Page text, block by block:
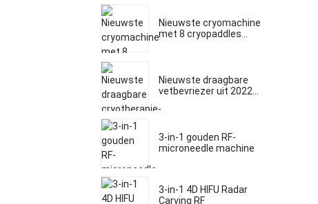
Nieuwste cryomachine
met 8 cryopaddles...
Nieuwste draagbare
vetbevriezer uit 2022...
3-in-1 gouden RF-
microneedle machine
3-in-1 4D HIFU Radar
Carving RF